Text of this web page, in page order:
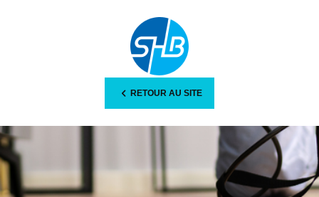
RETOUR AU SITE